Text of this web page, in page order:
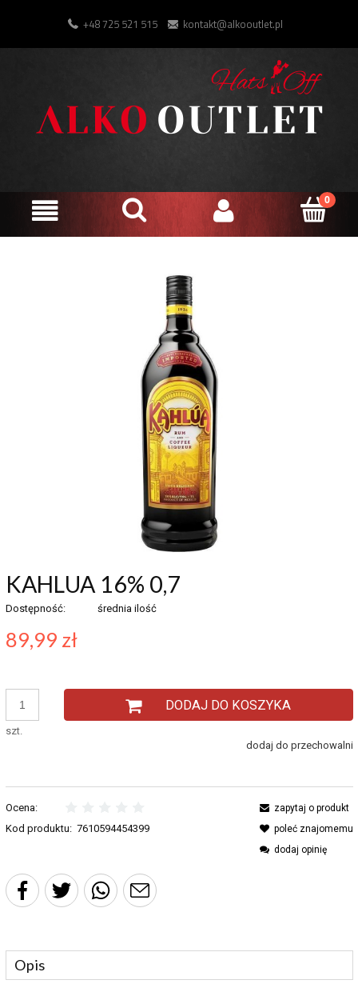
+48 725 521 515 kontakt@alkooutlet.pl
KAHLUA 16% 0,7
Dostępność: średnia ilość
89,99 zł
szt.
DODAJ DO KOSZYKA
dodaj do przechowalni
Ocena:
Kod produktu: 7610594454399
zapytaj o produkt
poleć znajomemu
dodaj opinię
Opis